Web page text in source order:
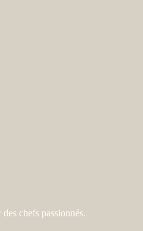
chefs passionnés.